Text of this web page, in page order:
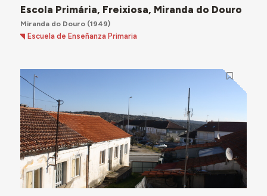
Escola Primária, Freixiosa, Miranda do Douro
Miranda do Douro(1949)
Escuela de Enseñanza Primaria